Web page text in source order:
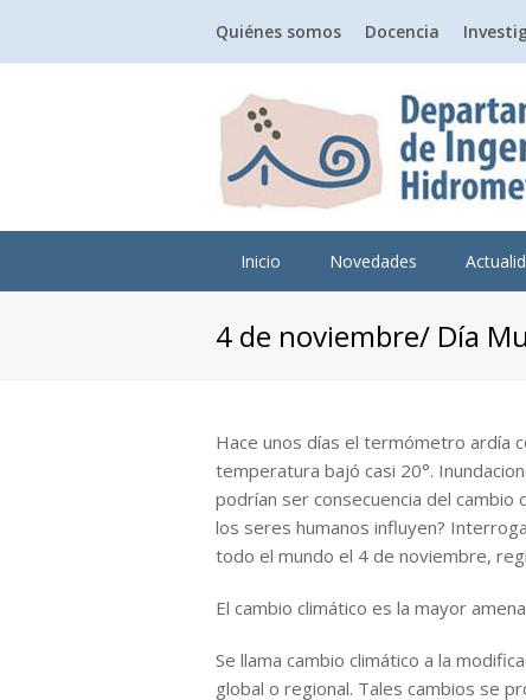
Quiénes somos Docencia
Inicio Novedades
4 de noviembre/ Día
Hace unos días el termómetro ardía
temperatura bajó casi 20°.
podrían ser consecuencia del cambio
los seres humanos influyen?
todo el mundo el 4 de noviembre,
El cambio climático es la mayor
Se llama cambio climático a la
global o regional. Tales cambios se